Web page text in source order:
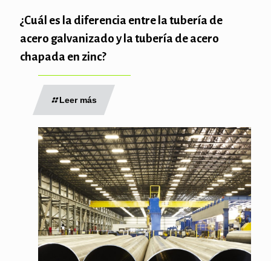
¿Cuál es la diferencia entre la tubería de
acero galvanizado y la tubería de acero
chapada en zinc?
Leer más